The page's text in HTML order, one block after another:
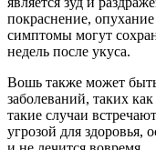
покраснение,
симптомы могут
недель после укуса.
Вошь также может
заболеваний, таких
такие случаи
угрозой для здоровья,